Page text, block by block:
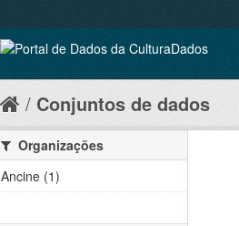
Conjuntos de dados
Organizações
Ancine (1)